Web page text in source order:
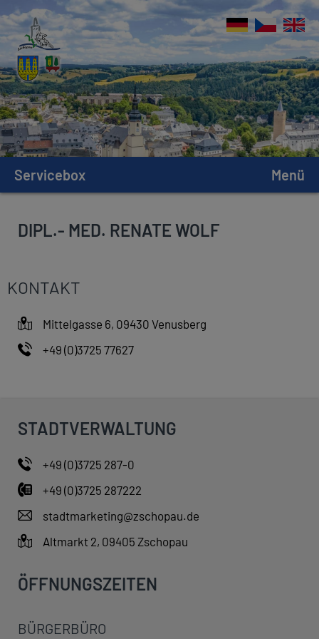
Servicebox Menü
DIPL.- MED. RENATE WOLF
KONTAKT
Mittelgasse 6, 09430 Venusberg
+49 (0)3725 77627
STADTVERWALTUNG
+49 (0)3725 287-0
+49 (0)3725 287222
stadtmarketing@zschopau.de
Altmarkt 2, 09405 Zschopau
ÖFFNUNGSZEITEN
BÜRGERBÜRO